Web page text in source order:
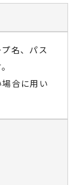
名、パス
合に用い